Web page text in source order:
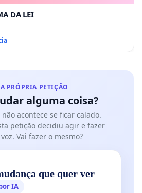
DA LEI
PRÓPRIA PETIÇÃO
alguma coisa?
acontece se ficar calado.
petição decidiu agir e fazer
Vai fazer o mesmo?
que quer ver
IA